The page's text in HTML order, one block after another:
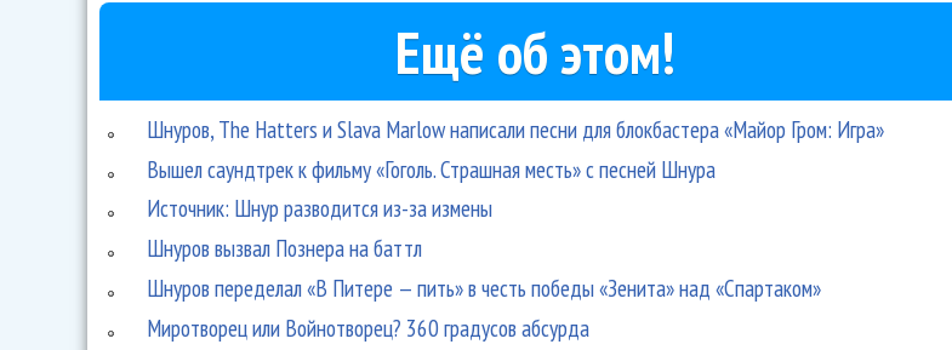
Ещё об этом!
Шнуров, The Hatters и Slava Marlow написали песни для блокбастера «Майор Гром: Игра»
Вышел саундтрек к фильму «Гоголь. Страшная месть» с песней Шнура
Источник: Шнур разводится из-за измены
Шнуров вызвал Познера на баттл
Шнуров переделал «В Питере — пить» в честь победы «Зенита» над «Спартаком»
Миротворец или Войнотворец? 360 градусов абсурда